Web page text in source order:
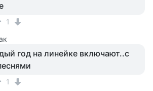
1
год на линейке включают..с
1